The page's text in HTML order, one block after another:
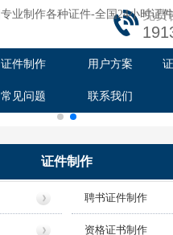
免费
证件制作 用户方案
常见问题 联系我们
证件制作
聘书证件制作
资格证书制作